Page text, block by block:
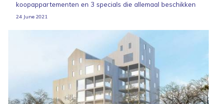
koopappartementen en 3 specials die allemaal beschikken
24 June 2021